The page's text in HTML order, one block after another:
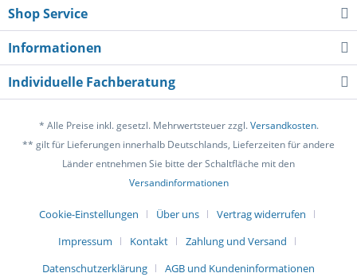
Shop Service
Informationen
Individuelle Fachberatung
* Alle Preise inkl. gesetzl. Mehrwertsteuer zzgl.Versandkosten.
** gilt für Lieferungen innerhalb Deutschlands, Lieferzeiten für andere
Länder entnehmen Sie bitte der Schaltfläche mit den
Versandinformationen
Cookie-Einstellungen Über uns
Vertrag widerrufen
Impressum
Kontakt
Zahlung und Versand
Datenschutzerklärung
AGB und Kundeninformationen